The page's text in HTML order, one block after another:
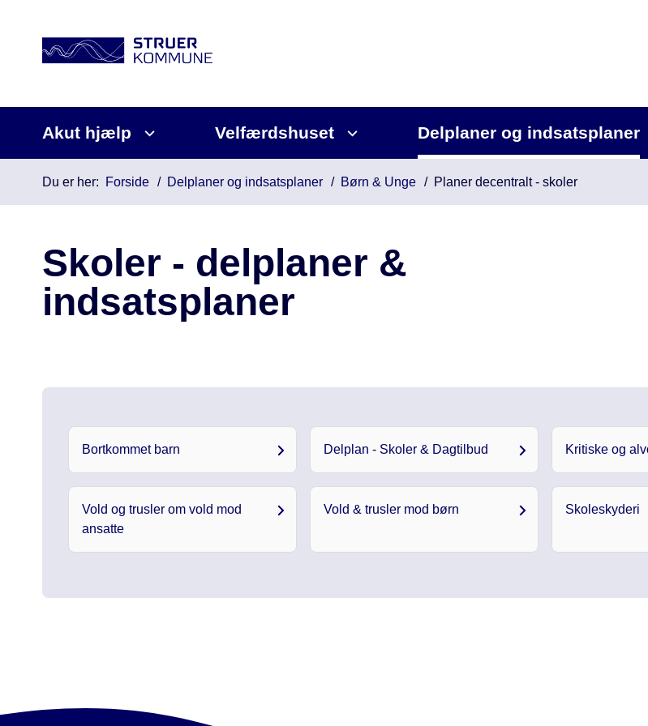
Akut hjælp Velfærdshuset Delplaner og indsatsplaner
Du er her: Forside Delplaner og indsatsplaner Børn & Unge Planer decentralt - skoler
Skoler - delplaner &
indsatsplaner
Bortkommet barn Delplan - Skoler & Dagtilbud Kritiske og
Vold og trusler om vold mod
ansatte
Vold & trusler mod børn Skoleskyderi